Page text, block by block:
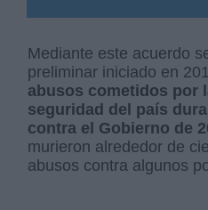
Mediante este acuerdo
preliminar iniciado en
abusos cometidos por
seguridad del país
contra el Gobierno de
murieron alrededor de
abusos contra algunos